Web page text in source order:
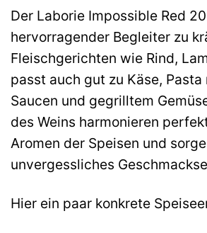
Der Laborie Impossible Red
hervorragender Begleiter zu
Fleischgerichten wie Rind,
passt auch gut zu Käse,
Saucen und gegrilltem
des Weins harmonieren
Aromen der Speisen und
unvergessliches
Hier ein paar konkrete